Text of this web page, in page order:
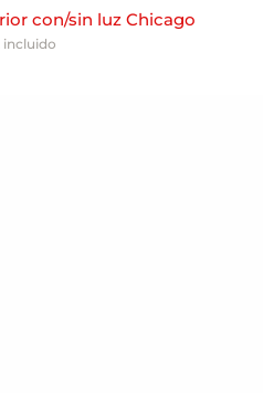
con/sin luz Chicago
incluido